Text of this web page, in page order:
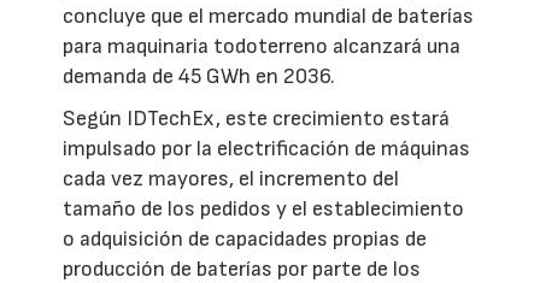
concluye que el mercado mundial de baterías
para maquinaria todoterreno alcanzará una
demanda de 45 GWh en 2036.
Según IDTechEx, este crecimiento estará
impulsado por la electrificación de máquinas
cada vez mayores, el incremento del
tamaño de los pedidos y el establecimiento
o adquisición de capacidades propias de
producción de baterías por parte de los